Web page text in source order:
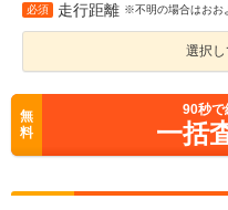
必須 走行距離 ※不明の場合はおお
選択
無
料
90秒で
一括